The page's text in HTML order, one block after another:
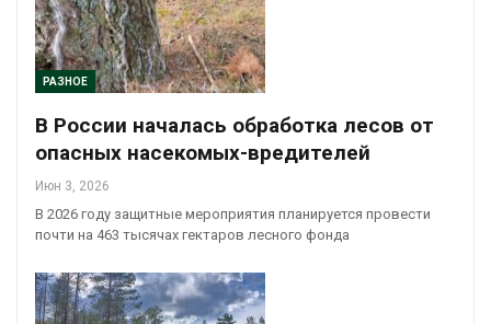
РАЗНОЕ
В России началась обработка лесов от
опасных насекомых-вредителей
Июн 3, 2026
В 2026 году защитные мероприятия планируется провести
почти на 463 тысячах гектаров лесного фонда